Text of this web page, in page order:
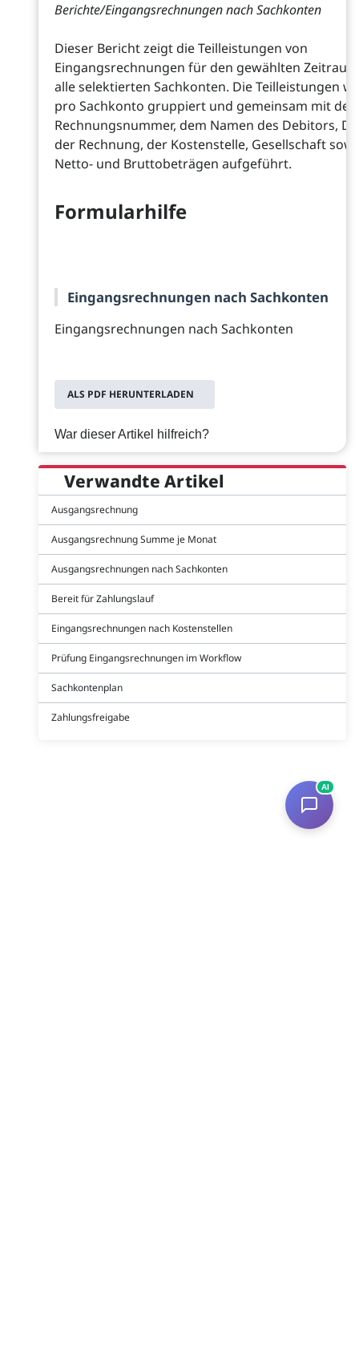
Berichte/Eingangsrechnungen nach Sachkonten
Dieser Bericht zeigt die Teilleistungen von
Eingangsrechnungen für den gewählten
alle selektierten Sachkonten. Die Teilleistungen
pro Sachkonto gruppiert und gemeinsam mit der
Rechnungsnummer, dem Namen des Debitors,
der Rechnung, der Kostenstelle, Gesellschaft
Netto- und Bruttobeträgen aufgeführt.
Formularhilfe
Eingangsrechnungen nach Sachkonten
Eingangsrechnungen nach Sachkonten
ALS PDF HERUNTERLADEN
War dieser Artikel hilfreich?
Verwandte Artikel
Ausgangsrechnung
Ausgangsrechnung Summe je Monat
Ausgangsrechnungen nach Sachkonten
Bereit für Zahlungslauf
Eingangsrechnungen nach Kostenstellen
Prüfung Eingangsrechnungen im Workflow
Sachkontenplan
Zahlungsfreigabe
AI